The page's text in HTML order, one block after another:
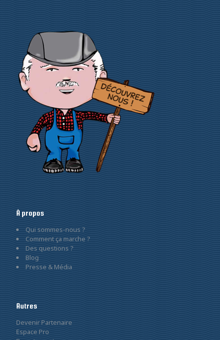
À propos
Qui sommes-nous ?
Comment ça marche ?
Des questions ?
Blog
Presse & Média
Autres
Devenir Partenaire
Espace Pro